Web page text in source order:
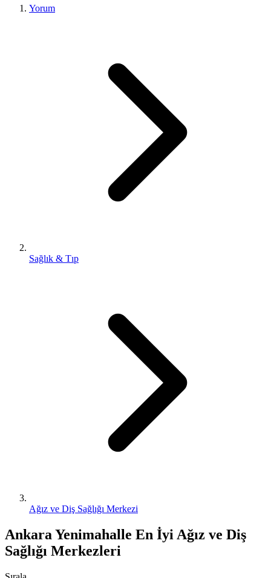
Yorum
Sağlık & Tıp
Ağız ve Diş Sağlığı Merkezi
Ankara Yenimahalle En İyi Ağız ve Diş
Sağlığı Merkezleri